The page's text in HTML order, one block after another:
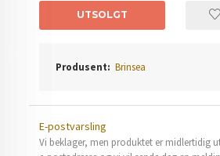
UTSOLGT
Produsent: Brinsea
E-postvarsling
Vi beklager, men produktet er midlertidig